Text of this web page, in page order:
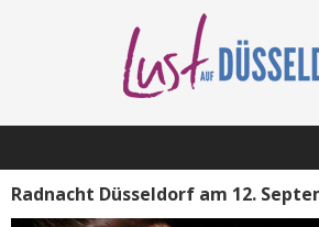
Radnacht Düsseldorf am 12.